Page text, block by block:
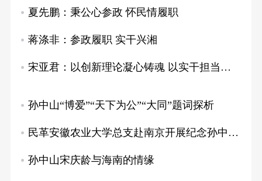
夏先鹏：秉公心参政 怀民情履职
蒋涤非：参政履职 实干兴湘
宋亚君：以创新理论凝心铸魂 以实干担当高效…
孙中山“博爱”“天下为公”“大同”题词探析
民革安徽农业大学总支赴南京开展纪念孙中山先…
孙中山宋庆龄与海南的情缘